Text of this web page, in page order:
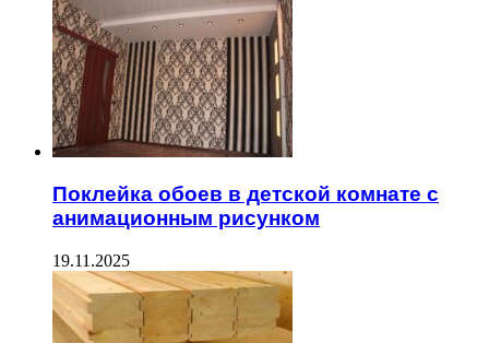
Поклейка обоев в детской комнате с
анимационным рисунком
19.11.2025